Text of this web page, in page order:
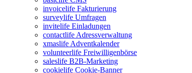
invoicelife Fakturierung
surveylife Umfragen
invitelife Einladungen
contactlife Adressverwaltung
xmaslife Adventkalender
volunteerlife Freiwilligenbörse
saleslife B2B-Marketing
cookielife Cookie-Banner